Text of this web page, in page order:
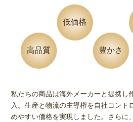
高品質
低価格
豊かさ
私たちの商品は海外メーカーと提携し
入。生産と物流の主導権を自社コント
めやすい価格を実現しました。さらに